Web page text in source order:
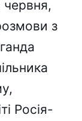
червня,
з
Росія-